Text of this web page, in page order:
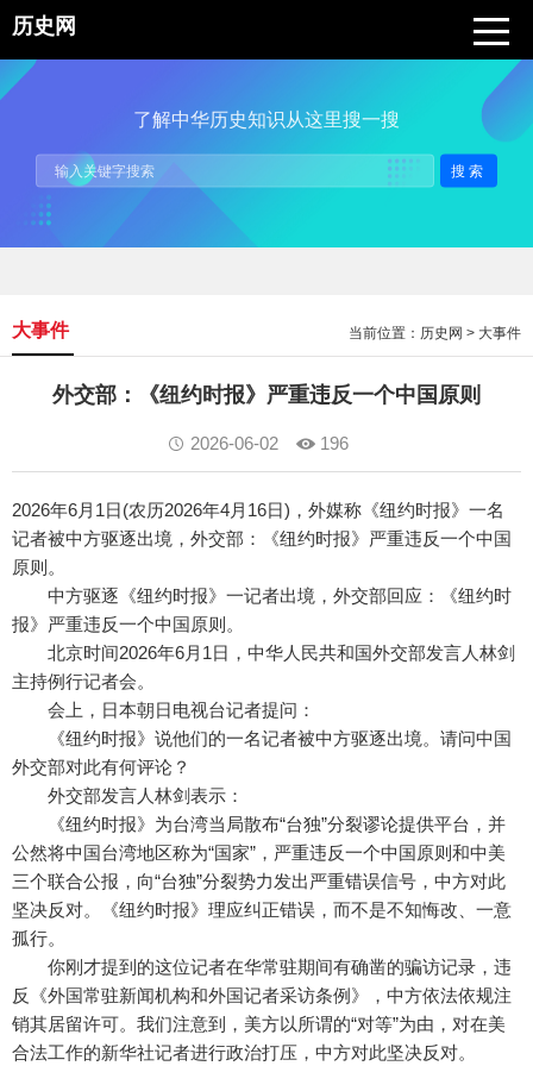
历史网
了解中华历史知识从这里搜一搜
搜索
当前位置： 历史网 > 大事件
大事件
外交部：《纽约时报》严重违反一个中国原则
2026-06-02 196
2026年6月1日(农历2026年4月16日)，外媒称《纽约时报》一名
记者被中方驱逐出境，外交部：《纽约时报》严重违反一个中国
原则。
中方驱逐《纽约时报》一记者出境，外交部回应：《纽约时
报》严重违反一个中国原则。
北京时间2026年6月1日，中华人民共和国外交部发言人林剑
主持例行记者会。
会上，日本朝日电视台记者提问：
《纽约时报》说他们的一名记者被中方驱逐出境。请问中国
外交部对此有何评论？
外交部发言人林剑表示：
《纽约时报》为台湾当局散布“台独”分裂谬论提供平台，并
公然将中国台湾地区称为“国家”，严重违反一个中国原则和中美
三个联合公报，向“台独”分裂势力发出严重错误信号，中方对此
坚决反对。《纽约时报》理应纠正错误，而不是不知悔改、一意
孤行。
你刚才提到的这位记者在华常驻期间有确凿的骗访记录，违
反《外国常驻新闻机构和外国记者采访条例》，中方依法依规注
销其居留许可。我们注意到，美方以所谓的“对等”为由，对在美
合法工作的新华社记者进行政治打压，中方对此坚决反对。